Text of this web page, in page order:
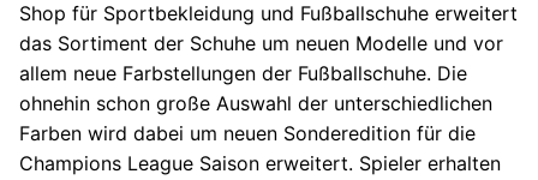
Shop für Sportbekleidung und Fußballschuhe erweitert
das Sortiment der Schuhe um neuen Modelle und vor
allem neue Farbstellungen der Fußballschuhe. Die
ohnehin schon große Auswahl der unterschiedlichen
Farben wird dabei um neuen Sonderedition für die
Champions League Saison erweitert. Spieler erhalten